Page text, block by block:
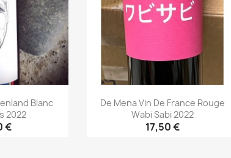
Blanc
2022
€
De Mena Vin De France Rouge
Wabi Sabi 2022
17,50 €